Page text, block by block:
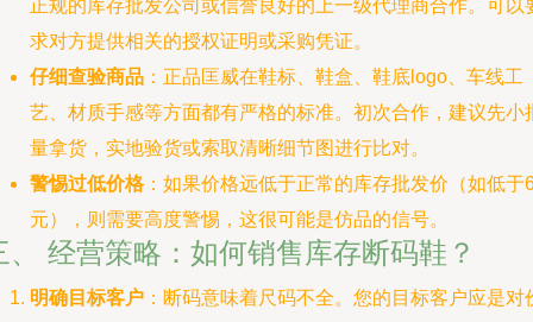
正规的库存批发公司或信誉良好的上一级代理商合作。可以
求对方提供相关的授权证明或采购凭证。
仔细查验商品 ：正品匡威在鞋标、鞋盒、鞋底logo、车线工
艺、材质手感等方面都有严格的标准。初次合作，建议先小
量拿货，实地验货或索取清晰细节图进行比对。
警惕过低价格：如果价格远低于正常的库存批发价（如低于
元），则需要高度警惕，这很可能是仿品的信号。
、 经营策略：如何销售库存断码鞋？
明确目标客户 ：断码意味着尺码不全。您的目标客户应是对